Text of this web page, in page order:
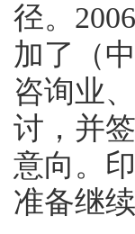
径。
加了（
咨询业
讨，并
意向。
准备继